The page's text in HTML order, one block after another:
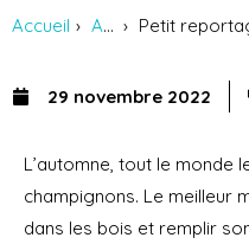
Accueil Actus Petit
29 novembre 2022
L’automne, tout le monde
champignons. Le meilleur
dans les bois et remplir